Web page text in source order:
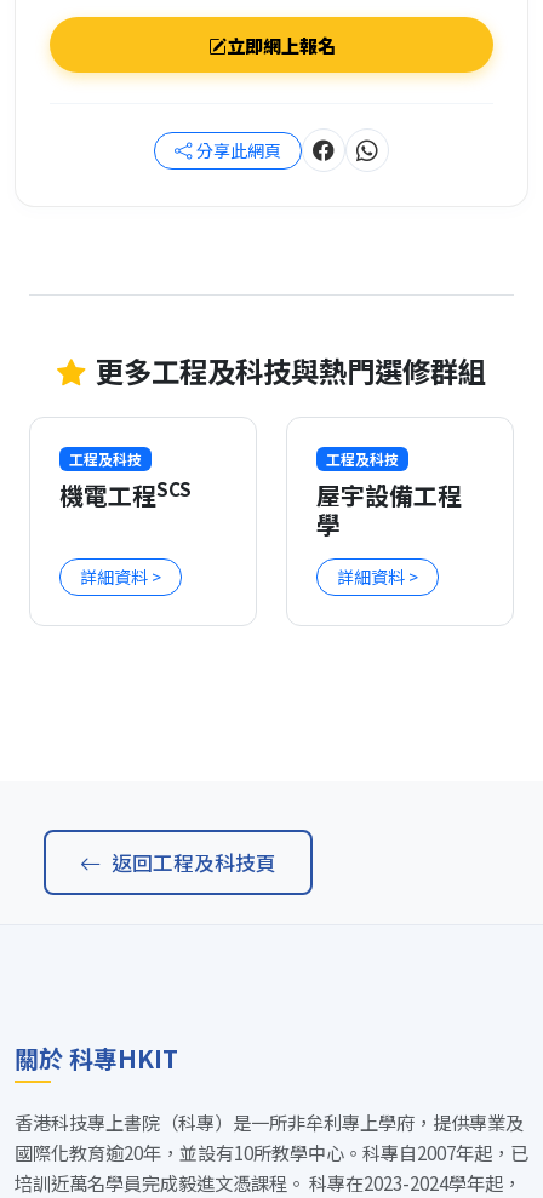
立即網上報名
分享此網頁
更多工程及科技與熱門選修群組
工程及科技
機電工程SCS
詳細資料 >
工程及科技
屋宇設備工程
學
詳細資料 >
返回工程及科技頁
關於 科專HKIT
香港科技專上書院（科專）是一所非牟利專上學府，提供專業及
國際化教育逾20年，並設有10所教學中心。科專自2007年起，已
培訓近萬名學員完成毅進文憑課程。 科專在2023-2024學年起，